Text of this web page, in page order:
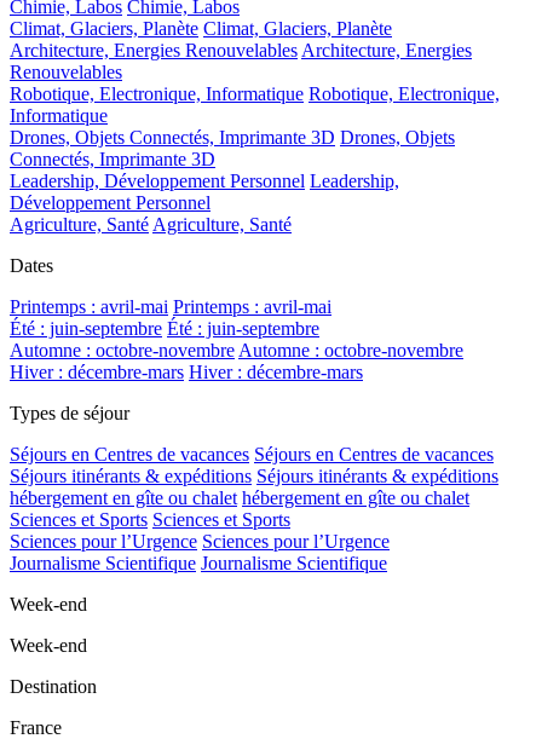
Chimie, Labos Chimie, Labos
Climat, Glaciers, Planète Climat, Glaciers, Planète
Architecture, Energies Renouvelables Architecture, Energies
Renouvelables
Robotique, Electronique, Informatique Robotique, Electronique,
Informatique
Drones, Objets Connectés, Imprimante 3D Drones, Objets
Connectés, Imprimante 3D
Leadership, Développement Personnel Leadership,
Développement Personnel
Agriculture, Santé Agriculture, Santé
Dates
Printemps : avril-mai Printemps : avril-mai
Été : juin-septembre Été : juin-septembre
Automne : octobre-novembre Automne : octobre-novembre
Hiver : décembre-mars Hiver : décembre-mars
Types de séjour
Séjours en Centres de vacances Séjours en Centres de vacances
Séjours itinérants & expéditions Séjours itinérants & expéditions
hébergement en gîte ou chalet hébergement en gîte ou chalet
Sciences et Sports Sciences et Sports
Sciences pour l’Urgence Sciences pour l’Urgence
Journalisme Scientifique Journalisme Scientifique
Week-end
Week-end
Destination
France